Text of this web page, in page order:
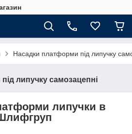
Насадки платформи під липучку
липучку самозацепні
липучки в